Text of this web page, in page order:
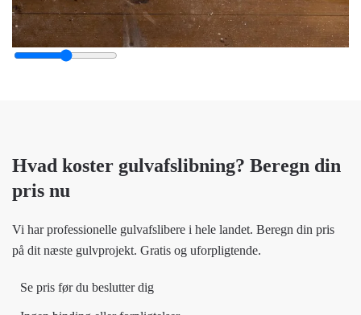
Hvad koster gulvafslibning? Beregn din
pris nu
Vi har professionelle gulvafslibere i hele landet. Beregn din pris
på dit næste gulvprojekt. Gratis og uforpligtende.
Se pris før du beslutter dig